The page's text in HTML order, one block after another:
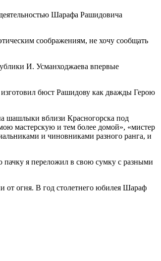
Шарафа Рашидовича
соображениям, не хочу сообщать
И. Усманходжаева впервые
бюст Рашидову как дважды Герою
шашлыки вблизи Красногорска под
мастерскую и тем более домой», «мистер
и чиновниками разного ранга, и
пачку я переложил в свою сумку с разными
от огня. В год столетнего юбилея Шараф